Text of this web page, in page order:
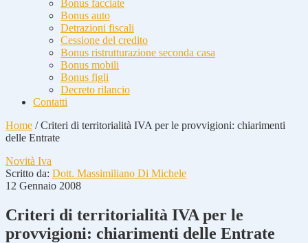
Bonus facciate
Bonus auto
Detrazioni fiscali
Cessione del credito
Bonus ristrutturazione seconda casa
Bonus mobili
Bonus figli
Decreto rilancio
Contatti
Home /Criteri di territorialità IVA per le provvigioni: chiarimenti
delle Entrate
Novità Iva
Scritto da: Dott. Massimiliano Di Michele
12 Gennaio 2008
Criteri di territorialità IVA per le
provvigioni: chiarimenti delle Entrate